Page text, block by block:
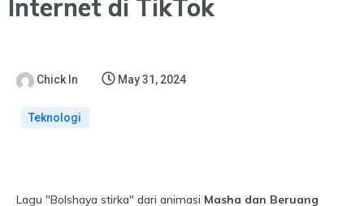
Internet di TikTok
Chick In May 31, 2024
Teknologi
Lagu "Bolshaya stirka" dari animasi Masha dan Beruang